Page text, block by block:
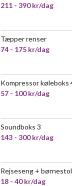
211 - 390 kr/dag
Tæpper renser
74 - 175 kr/dag
Kompressor køleboks
57 - 100 kr/dag
Soundboks 3
143 - 300 kr/dag
Rejseseng +
18 - 40 kr/dag